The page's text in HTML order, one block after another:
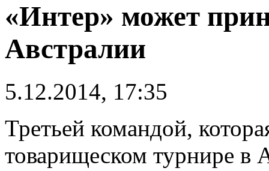
«Интер» может
Австралии
5.12.2014, 17:35
Третьей командой,
товарищеском турнире в